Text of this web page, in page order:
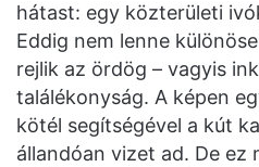
hátast: egy közterületi
Eddig nem lenne
rejlik az ördög – vagyis
találékonyság. A képen
kötél segítségével a kút
állandóan vizet ad. De ez